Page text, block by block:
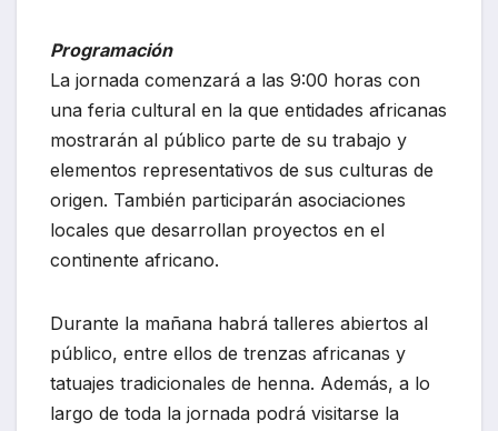
Programación
La jornada comenzará a las 9:00 horas con
una feria cultural en la que entidades africanas
mostrarán al público parte de su trabajo y
elementos representativos de sus culturas de
origen. También participarán asociaciones
locales que desarrollan proyectos en el
continente africano.
Durante la mañana habrá talleres abiertos al
público, entre ellos de trenzas africanas y
tatuajes tradicionales de henna. Además, a lo
largo de toda la jornada podrá visitarse la